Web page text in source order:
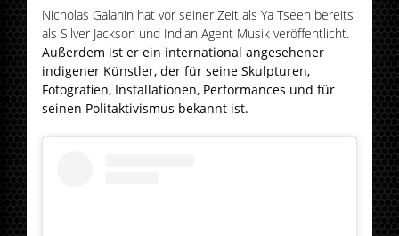
Nicholas Galanin hat vor seiner Zeit als Ya Tseen bereits
als Silver Jackson und Indian Agent Musik veröffentlicht.
Außerdem ist er ein international angesehener
indigener Künstler, der für seine Skulpturen,
Fotografien, Installationen, Performances und für
seinen Politaktivismus bekannt ist.